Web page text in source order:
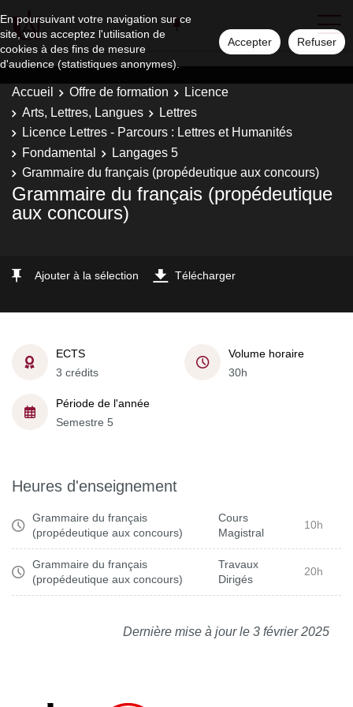
En poursuivant votre navigation sur ce
site, vous acceptez l'utilisation de
cookies à des fins de mesure
d'audience (statistiques anonymes).
Accepter Refuser
Accueil Offre de formation
Licence
Arts, Lettres, Langues
Lettres
Licence Lettres - Parcours : Lettres et Humanités
Fondamental
Langages 5
Grammaire du français (propédeutique aux concours)
Grammaire du français (propédeutique
aux concours)
Ajouter à la sélection Télécharger
ECTS
3 crédits
Volume horaire
30h
Période de l'année
Semestre 5
Heures d'enseignement
Grammaire du français
(propédeutique aux concours)
Cours
Magistral
10h
Grammaire du français
(propédeutique aux concours)
Travaux
Dirigés
20h
Dernière mise à jour le 3 février 2025